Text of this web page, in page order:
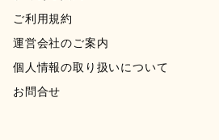
ご利用規約
運営会社のご案内
個人情報の取り扱いについて
お問合せ